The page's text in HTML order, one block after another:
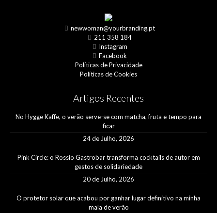
newwoman@yourbranding.pt
211 358 184
Instagram
Facebook
Políticas de Privacidade
Políticas de Cookies
Artigos Recentes
No Hygge Kaffe, o verão serve-se com matcha, fruta e tempo para
ficar
24 de Julho, 2026
Pink Circle: o Rossio Gastrobar transforma cocktails de autor em
gestos de solidariedade
20 de Julho, 2026
O protetor solar que acabou por ganhar lugar definitivo na minha
mala de verão